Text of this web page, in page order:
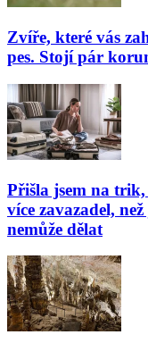
Zvíře, které vás
pes. Stojí pár
Přišla jsem na
více zavazadel,
nemůže dělat